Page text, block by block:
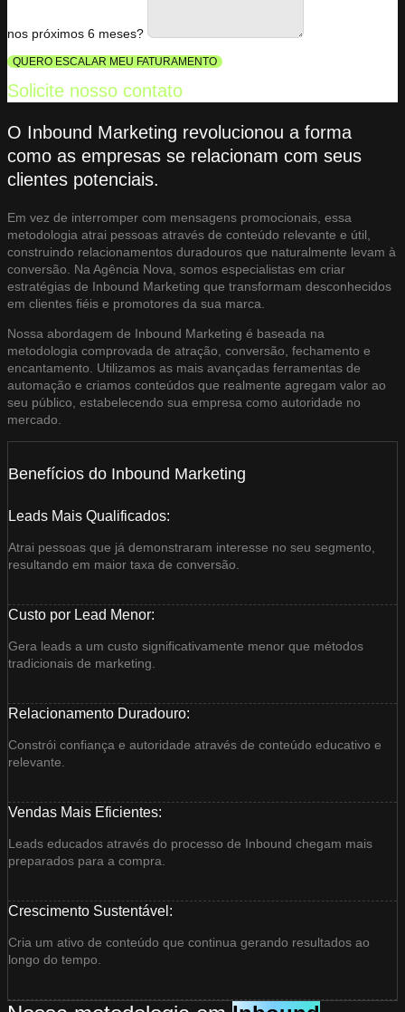
nos próximos 6 meses?
QUERO ESCALAR MEU FATURAMENTO
Solicite nosso contato
O Inbound Marketing revolucionou a forma
como as empresas se relacionam com seus
clientes potenciais.
Em vez de interromper com mensagens promocionais, essa
metodologia atrai pessoas através de conteúdo relevante e útil,
construindo relacionamentos duradouros que naturalmente levam à
conversão. Na Agência Nova, somos especialistas em criar
estratégias de Inbound Marketing que transformam desconhecidos
em clientes fiéis e promotores da sua marca.
Nossa abordagem de Inbound Marketing é baseada na
metodologia comprovada de atração, conversão, fechamento e
encantamento. Utilizamos as mais avançadas ferramentas de
automação e criamos conteúdos que realmente agregam valor ao
seu público, estabelecendo sua empresa como autoridade no
mercado.
Benefícios do Inbound Marketing
Leads Mais Qualificados:
Atrai pessoas que já demonstraram interesse no seu segmento,
resultando em maior taxa de conversão.
Custo por Lead Menor:
Gera leads a um custo significativamente menor que métodos
tradicionais de marketing.
Relacionamento Duradouro:
Constrói confiança e autoridade através de conteúdo educativo e
relevante.
Vendas Mais Eficientes:
Leads educados através do processo de Inbound chegam mais
preparados para a compra.
Crescimento Sustentável:
Cria um ativo de conteúdo que continua gerando resultados ao
longo do tempo.